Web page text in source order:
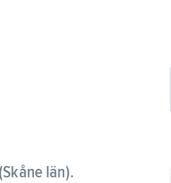
län).